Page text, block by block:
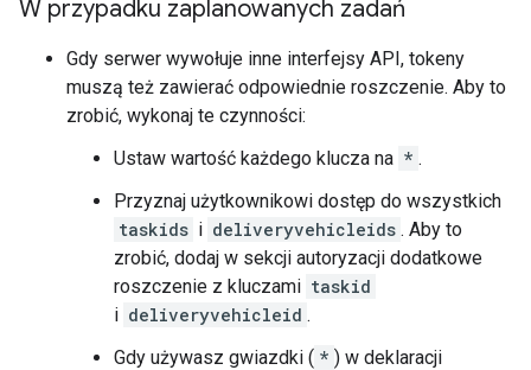
W przypadku zaplanowanych zadań
Gdy serwer wywołuje inne interfejsy API, tokeny
muszą też zawierać odpowiednie roszczenie. Aby to
zrobić, wykonaj te czynności:
Ustaw wartość każdego klucza na * .
Przyznaj użytkownikowi dostęp do wszystkich
taskids i deliveryvehicleids . Aby to
zrobić, dodaj w sekcji autoryzacji dodatkowe
roszczenie z kluczami taskid
i deliveryvehicleid .
Gdy używasz gwiazdki ( * ) w deklaracji